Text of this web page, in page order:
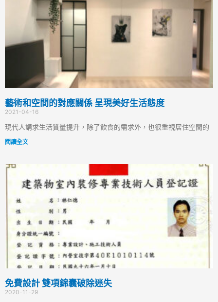
藝術和空間的對應關係 呈現美好生活態度
2021-04-16
現代人講求生活質量提升，除了飲食的需求外，也很重視居住空間的
閱讀全文
免費設計 雙項錦囊破除迷失
2020-11-29